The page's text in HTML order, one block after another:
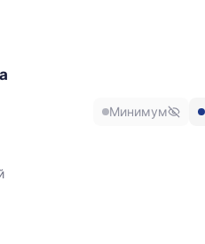
Минимум